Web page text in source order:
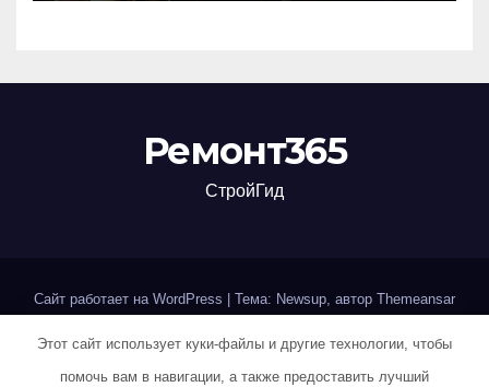
Ремонт365
СтройГид
Сайт работает на WordPress Тема: Newsup, автор Themeansar
Home Sample Page Авторам и правообладателям
Этот сайт использует куки-файлы и другие технологии, чтобы
помочь вам в навигации, а также предоставить лучший